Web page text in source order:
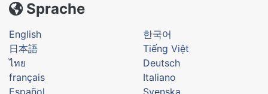
Sprache
English
한국어
日本語
Tiếng Việt
ไทย
Deutsch
français
Italiano
Español
Svenska